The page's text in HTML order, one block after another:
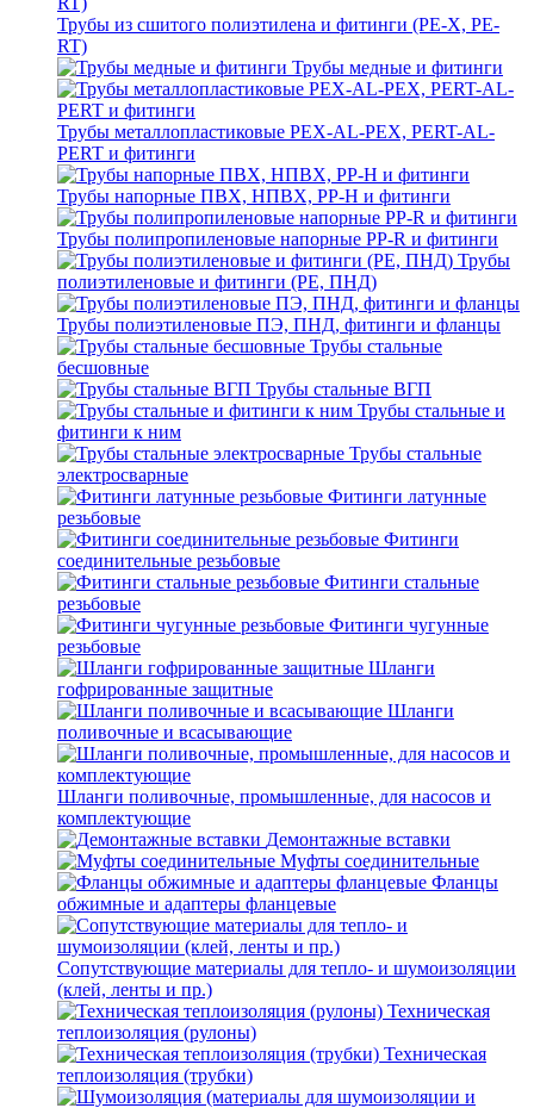
Трубы из сшитого полиэтилена и фитинги (PE-X, PE-
RT)
Трубы медные и фитинги
Трубы металлопластиковые PEX-AL-PEX, PERT-AL-
PERT и фитинги
Трубы напорные ПВХ, НПВХ, PP-H и фитинги
Трубы полипропиленовые напорные PP-R и фитинги
Трубы
полиэтиленовые и фитинги (PE, ПНД)
Трубы полиэтиленовые ПЭ, ПНД, фитинги и фланцы
Трубы стальные
бесшовные
Трубы стальные ВГП
Трубы стальные и
фитинги к ним
Трубы стальные
электросварные
Фитинги латунные
резьбовые
Фитинги
соединительные резьбовые
Фитинги стальные
резьбовые
Фитинги чугунные
резьбовые
Шланги
гофрированные защитные
Шланги
поливочные и всасывающие
Шланги поливочные, промышленные, для насосов и
комплектующие
Демонтажные вставки
Муфты соединительные
Фланцы
обжимные и адаптеры фланцевые
Сопутствующие материалы для тепло- и шумоизоляции
(клей, ленты и пр.)
Техническая
теплоизоляция (рулоны)
Техническая
теплоизоляция (трубки)